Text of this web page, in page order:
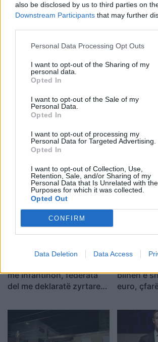
also be disclosed by us to third parties on
Downstream Participants that may further
Personal Data Processing Opt Outs
I want to opt-out of the Sharing of my
personal data.
Opted In
I want to opt-out of the Sale of my
Personal Data.
Opted In
I want to opt-out of processing my
Personal Data for Targeted Advertising.
Opted In
I want to opt-out of Collection, Use,
Retention, Sale, and/or Sharing of my
Personal Data that Is Unrelated with the
Purposes for which it was collected.
Opted Out
CONFIRM
Data Deletion Data Access
Shtuarmë19.05.2026 17:26
Tags:
Ferma Vip
me Infantinon, federata
del me deklaratë zyrtare:
blihen e
euro,